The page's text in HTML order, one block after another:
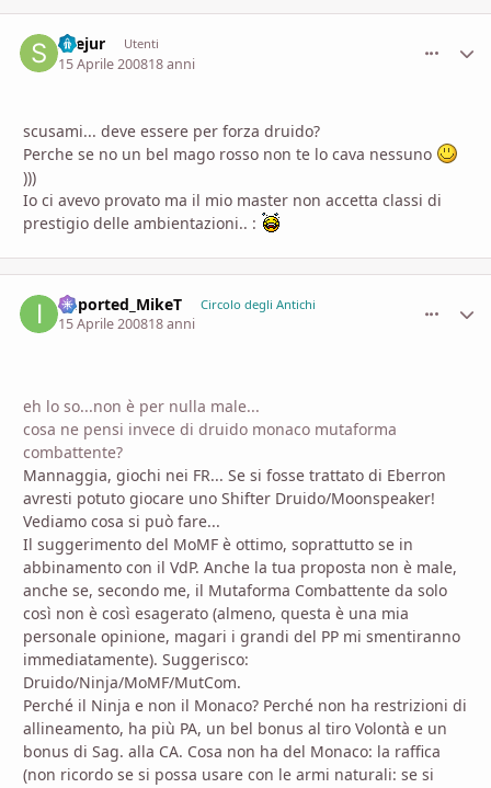
Seejur Utenti
15 Aprile 200818 anni
scusami... deve essere per forza druido?
Perche se no un bel mago rosso non te lo cava nessuno
)))
Io ci avevo provato ma il mio master non accetta classi di
prestigio delle ambientazioni.. :
imported_MikeT Circolo degli Antichi
15 Aprile 200818 anni
eh lo so...non è per nulla male...
cosa ne pensi invece di druido monaco mutaforma
combattente?
Mannaggia, giochi nei FR... Se si fosse trattato di Eberron
avresti potuto giocare uno Shifter Druido/Moonspeaker!
Vediamo cosa si può fare...
Il suggerimento del MoMF è ottimo, soprattutto se in
abbinamento con il VdP. Anche la tua proposta non è male,
anche se, secondo me, il Mutaforma Combattente da solo
così non è così esagerato (almeno, questa è una mia
personale opinione, magari i grandi del PP mi smentiranno
immediatamente). Suggerisco:
Druido/Ninja/MoMF/MutCom.
Perché il Ninja e non il Monaco? Perché non ha restrizioni di
allineamento, ha più PA, un bel bonus al tiro Volontà e un
bonus di Sag. alla CA. Cosa non ha del Monaco: la raffica
(non ricordo se si possa usare con le armi naturali: se si